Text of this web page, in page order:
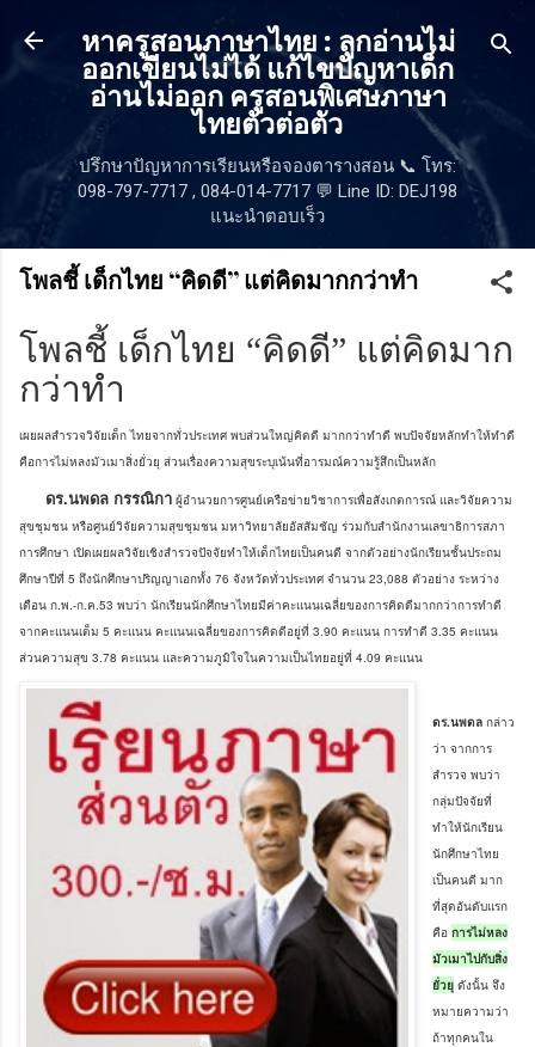
ข้ามไปที่เนื้อหาหลัก
หาครูสอนภาษาไทย : ลูกอ่านไม่
ออกเขียนไม่ได้ แก้ไขปัญหาเด็ก
อ่านไม่ออก ครูสอนพิเศษภาษา
ไทยตัวต่อตัว
ปรึกษาปัญหาการเรียนหรือจองตารางสอน 📞 โทร:
098-797-7717 , 084-014-7717 💬 Line ID: DEJ198
แนะนำตอบเร็ว
โพลชี้ เด็กไทย “คิดดี” แต่คิดมากกว่าทำ
โพลชี้ เด็กไทย “คิดดี” แต่คิดมาก
กว่าทำ
เผยผลสำรวจวิจัยเด็ก ไทยจากทั่วประเทศ พบส่วนใหญ่คิดดี มากกว่าทำดี พบปัจจัยหลักทำให้ทำดี
คือการไม่หลงมัวเมาสิ่งยั่วยุ ส่วนเรื่องความสุขระบุเน้นที่อารมณ์ความรู้สึกเป็นหลัก
ดร.นพดล กรรณิกา ผู้อำนวยการศูนย์เครือข่ายวิชาการเพื่อสังเกตการณ์ และวิจัยความ
สุขชุมชน หรือศูนย์วิจัยความสุขชุมชน มหาวิทยาลัยอัสสัมชัญ ร่วมกับสำนักงานเลขาธิการสภา
การศึกษา เปิดเผยผลวิจัยเชิงสำรวจปัจจัยทำให้เด็กไทยเป็นคนดี จากตัวอย่างนักเรียนชั้นประถม
ศึกษาปีที่ 5 ถึงนักศึกษาปริญญาเอกทั้ง 76 จังหวัดทั่วประเทศ จำนวน 23,088 ตัวอย่าง ระหว่าง
เดือน ก.พ.-ก.ค.53 พบว่า นักเรียนนักศึกษาไทยมีค่าคะแนนเฉลี่ยของการคิดดีมากกว่าการทำดี
จากคะแนนเต็ม 5 คะแนน คะแนนเฉลี่ยของการคิดดีอยู่ที่ 3.90 คะแนน การทำดี 3.35 คะแนน
ส่วนความสุข 3.78 คะแนน และความภูมิใจในความเป็นไทยอยู่ที่ 4.09 คะแนน
ดร.นพดล กล่าว
ว่า จากการ
สำรวจ พบว่า
กลุ่มปัจจัยที่
ทำให้นักเรียน
นักศึกษาไทย
เป็นคนดี มาก
ที่สุดอันดับแรก
คือ การไม่หลง
มัวเมาไปกับสิ่ง
ยั่วยุ ดังนั้น จึง
หมายความว่า
ถ้าทุกคนใน